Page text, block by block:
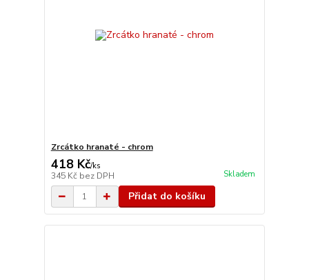
Zrcátko hranaté - chrom
418 Kč/ks
345 Kč bez DPH Skladem
Přidat do košíku